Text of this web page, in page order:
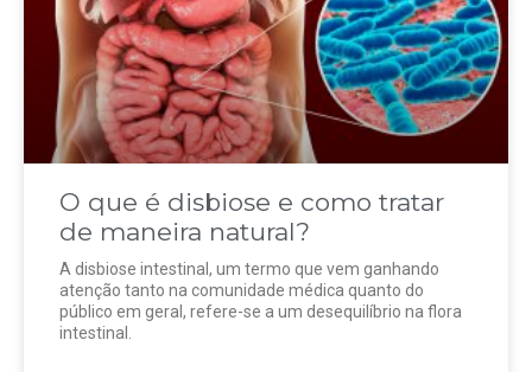
O que é disbiose e como tratar
de maneira natural?
A disbiose intestinal, um termo que vem ganhando
atenção tanto na comunidade médica quanto do
público em geral, refere-se a um desequilíbrio na flora
intestinal.